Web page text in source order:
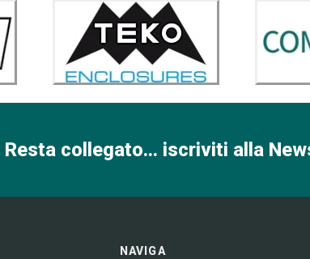
Resta collegato... iscriviti alla
NAVIGA